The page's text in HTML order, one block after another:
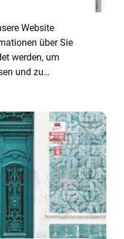
Website
über Sie
werden, um
und zu
I...